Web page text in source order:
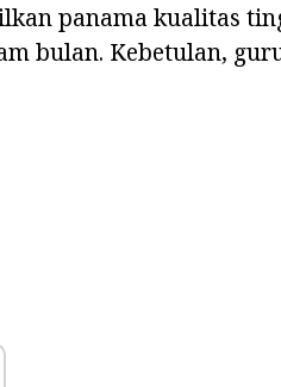
panama kualitas
bulan. Kebetulan,